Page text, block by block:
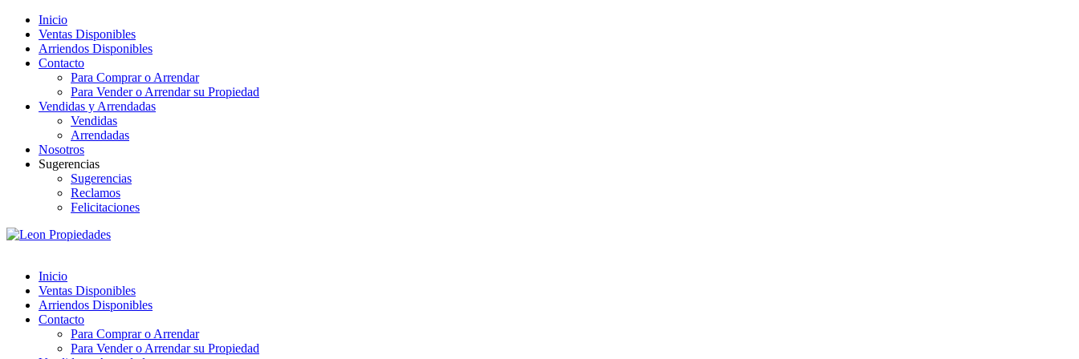
Inicio
Ventas Disponibles
Arriendos Disponibles
Contacto
Para Comprar o Arrendar
Para Vender o Arrendar su Propiedad
Vendidas y Arrendadas
Vendidas
Arrendadas
Nosotros
Sugerencias
Sugerencias
Reclamos
Felicitaciones
Inicio
Ventas Disponibles
Arriendos Disponibles
Contacto
Para Comprar o Arrendar
Para Vender o Arrendar su Propiedad